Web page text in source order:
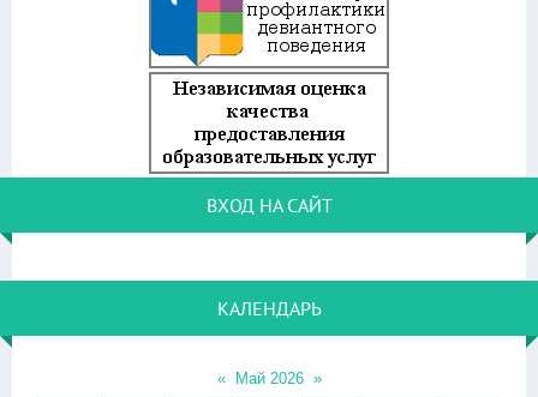
ВХОД НА САЙТ
КАЛЕНДАРЬ
« Май 2026 »